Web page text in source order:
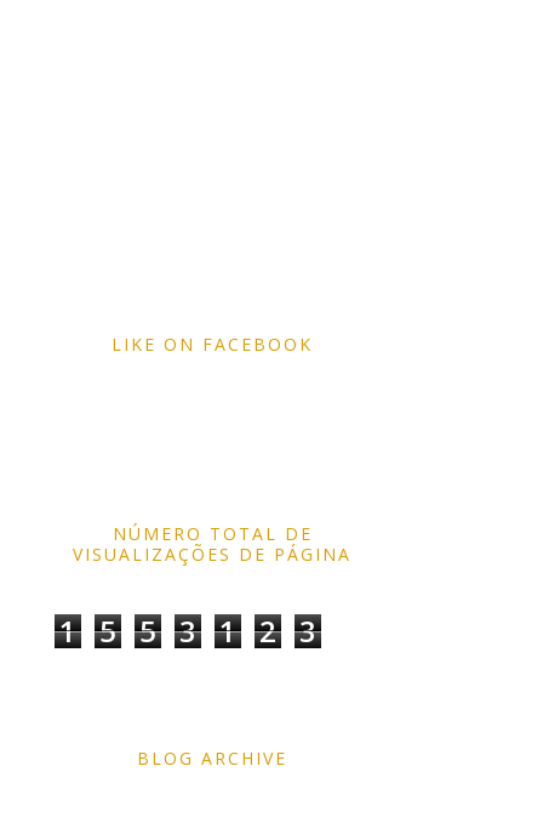
LIKE ON FACEBOOK
NÚMERO TOTAL DE
VISUALIZAÇÕES DE PÁGINA
1 5 5 3 1 2 3
BLOG ARCHIVE